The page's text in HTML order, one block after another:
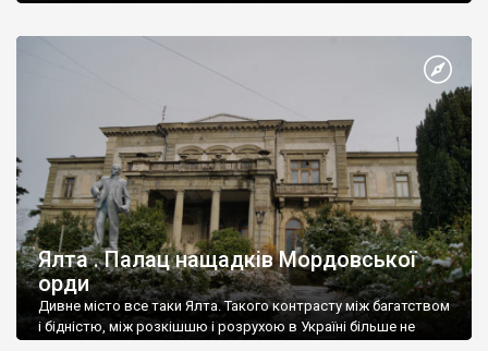
Ялта . Палац нащадків Мордовської
орди
Дивне місто все таки Ялта. Такого контрасту між багатством
і бідністю, між розкішшю і розрухою в Україні більше не